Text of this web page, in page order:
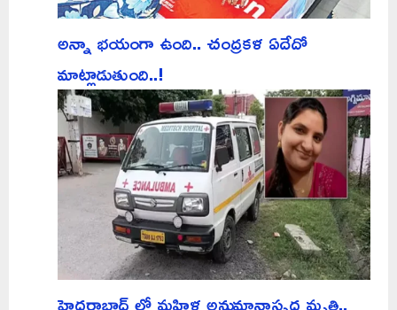
అన్నా భయంగా ఉంది.. చంద్రకళ ఏదేదో
మాట్లాడుతుంది..!